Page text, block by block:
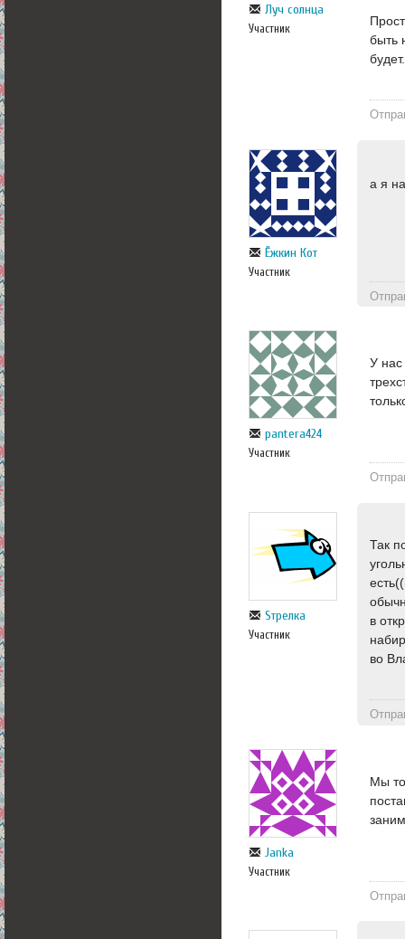
Луч солнца
Участник
быть
будет.
Ёжкин Кот
Участник
а я
pantera424
Участник
У нас
Sтрелка
Участник
Так
в
во
Janka
Участник
Мы